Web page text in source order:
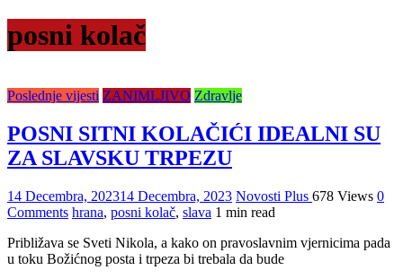
posni kolač
Poslednje vijesti ZANIMLJIVO Zdravlje
POSNI SITNI KOLAČIĆI IDEALNI SU
ZA SLAVSKU TRPEZU
14 Decembra, 202314 Decembra, 2023 Novosti Plus 678 Views 0
Comments hrana, posni kolač, slava 1 min read
Približava se Sveti Nikola, a kako on pravoslavnim vjernicima pada
u toku Božićnog posta i trpeza bi trebala da bude